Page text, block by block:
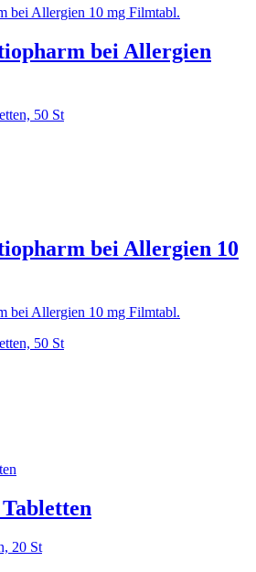
bei Allergien
50 St
bei Allergien 10
50 St
20 St